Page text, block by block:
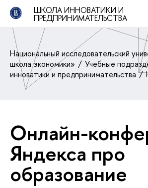
ШКОЛА ИННОВАТИКИ И
ПРЕДПРИНИМАТЕЛЬСТВА
Национальный исследовательский
школа экономики»
Учебные
инноватики и предпринимательства
Онлайн-
Яндекса про
образование